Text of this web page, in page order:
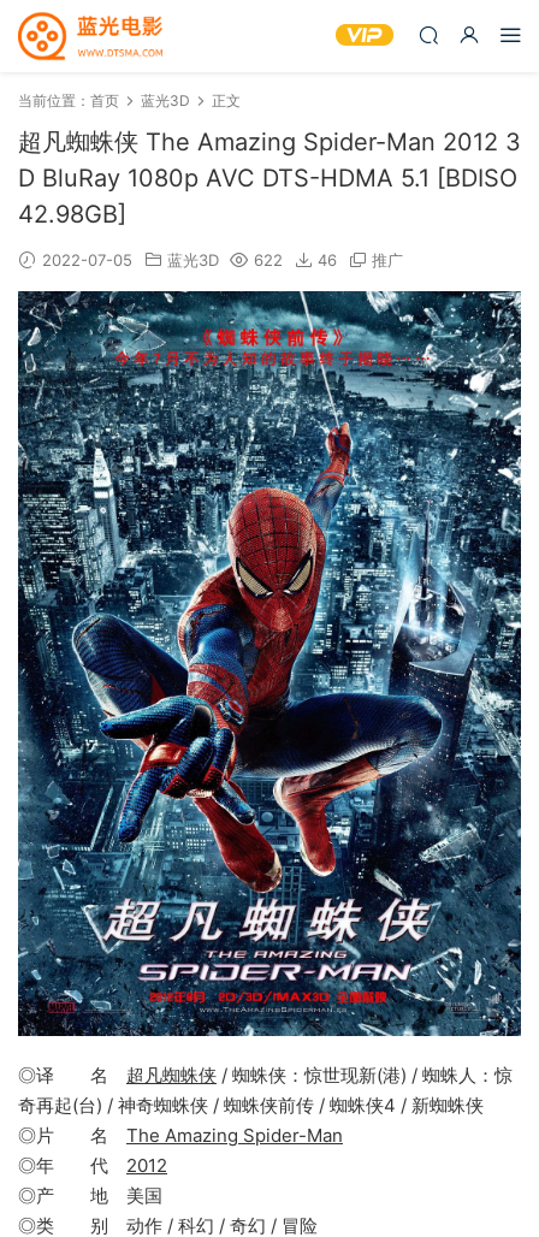
当前位置： 首页 蓝光3D 正文
超凡蜘蛛侠 The Amazing Spider-Man 2012 3
D BluRay 1080p AVC DTS-HDMA 5.1 [BDISO
42.98GB]
2022-07-05 蓝光3D 622 46 推广
◎译 名 超凡蜘蛛侠 / 蜘蛛侠：惊世现新(港) / 蜘蛛人：惊
奇再起(台) / 神奇蜘蛛侠 / 蜘蛛侠前传 / 蜘蛛侠4 / 新蜘蛛侠
◎片 名 The Amazing Spider-Man
◎年 代 2012
◎产 地 美国
◎类 别 动作 / 科幻 / 奇幻 / 冒险